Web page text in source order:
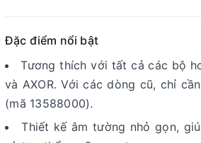
Đặc điểm nổi bật
Tương thích với tất cả các bộ
và AXOR. Với các dòng cũ, chỉ
(mã 13588000).
Thiết kế âm tường nhỏ gọn,